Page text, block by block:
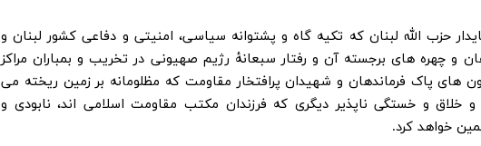
حزب الله لبنان که تکیه گاه و پشتوانه سیاسی، امنیتی و دفاعی کشور لبنان و
و چهره های برجسته آن و رفتار سبعانۀ رژیم صهیونی در تخریب و بمباران مراکز
پاک فرماندهان و شهیدان پرافتخار مقاومت که مظلومانه بر زمین ریخته می
و خلاق و خستگی ناپذیر دیگری که فرزندان مکتب مقاومت اسلامی اند، نابودی و
خواهد کرد.